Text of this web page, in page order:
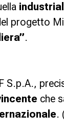
progetto
.
S.p.A.,
che
.